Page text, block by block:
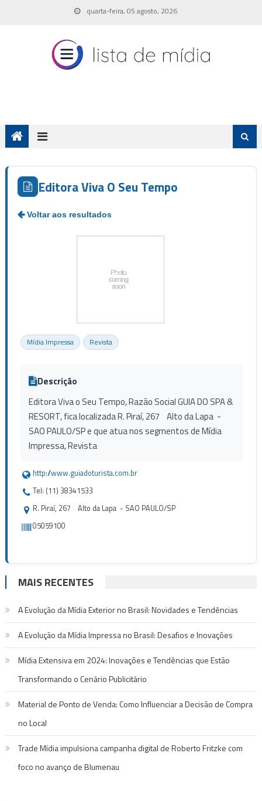
quarta-feira, 05 agosto, 2026
Editora Viva O Seu Tempo
Mídia Impressa Revista
Descrição
Editora Viva o Seu Tempo, Razão Social GUIA DO SPA &
RESORT, fica localizada R. Piraí, 267 Alto da Lapa -
SAO PAULO/SP e que atua nos segmentos de Mídia
Impressa, Revista
http://www.guiadoturista.com.br
Tel: (11) 38341533
R. Piraí, 267 Alto da Lapa - SAO PAULO/SP
05059100
MAIS RECENTES
A Evolução da Mídia Exterior no Brasil: Novidades e Tendências
A Evolução da Mídia Impressa no Brasil: Desafios e Inovações
Mídia Extensiva em 2024: Inovações e Tendências que Estão
Transformando o Cenário Publicitário
Material de Ponto de Venda: Como Influenciar a Decisão de Compra
no Local
Trade Mídia impulsiona campanha digital de Roberto Fritzke com
foco no avanço de Blumenau